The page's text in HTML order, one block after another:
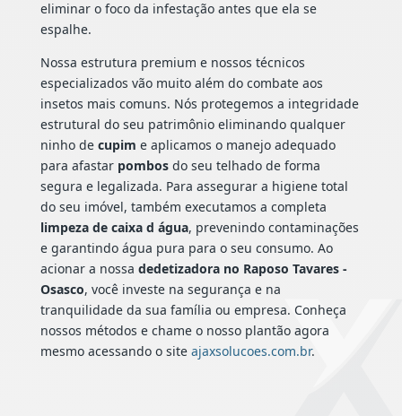
eliminar o foco da infestação antes que ela se
espalhe.
Nossa estrutura premium e nossos técnicos
especializados vão muito além do combate aos
insetos mais comuns. Nós protegemos a integridade
estrutural do seu patrimônio eliminando qualquer
ninho de cupim e aplicamos o manejo adequado
para afastar pombosdo seu telhado de forma
segura e legalizada. Para assegurar a higiene total
do seu imóvel, também executamos a completa
limpeza de caixa d água, prevenindo contaminações
e garantindo água pura para o seu consumo. Ao
acionar a nossa dedetizadora no Raposo Tavares -
Osasco, você investe na segurança e na
tranquilidade da sua família ou empresa. Conheça
nossos métodos e chame o nosso plantão agora
mesmo acessando o site ajaxsolucoes.com.br.